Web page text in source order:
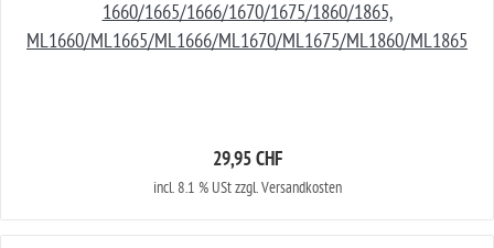
1660/1665/1666/1670/1675/1860/1865,
ML1660/ML1665/ML1666/ML1670/ML1675/ML1860/ML1865
29,95 CHF
incl. 8.1 % USt zzgl. Versandkosten